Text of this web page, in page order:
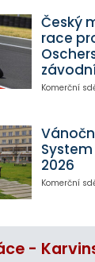
Český
race
Komerční
2026
Komerční
-